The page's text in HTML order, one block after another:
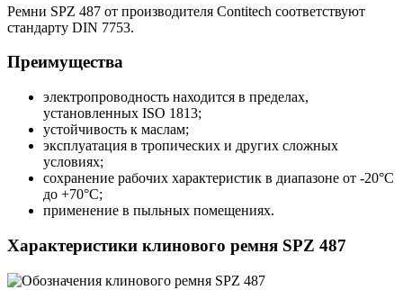
Ремни SPZ 487 от производителя Contitech соответствуют
стандарту DIN 7753.
Преимущества
электропроводность находится в пределах,
установленных ISO 1813;
устойчивость к маслам;
эксплуатация в тропических и других сложных
условиях;
сохранение рабочих характеристик в диапазоне от -20°С
до +70°С;
применение в пыльных помещениях.
Характеристики клинового ремня SPZ 487